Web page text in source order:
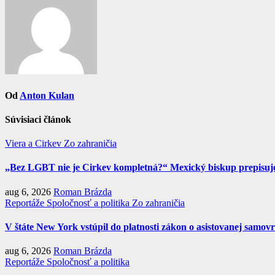
Od Anton Kulan
Súvisiaci článok
Viera a Cirkev Zo zahraničia
„Bez LGBT nie je Cirkev kompletná?“ Mexický biskup
aug 6, 2026 Roman Brázda
Reportáže Spoločnosť a politika Zo zahraničia
V štáte New York vstúpil do platnosti zákon o asistovanej
aug 6, 2026 Roman Brázda
Reportáže Spoločnosť a politika